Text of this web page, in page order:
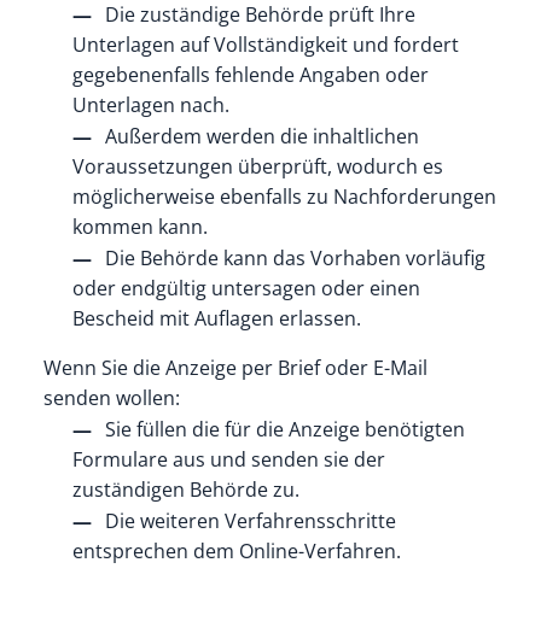
Diezuständige Behörde prüft Ihre
Unterlagen auf Vollständigkeit und fordert
gegebenenfalls fehlende Angaben oder
Unterlagen nach.
Außerdem werden die inhaltlichen
Voraussetzungen überprüft, wodurch es
möglicherweise ebenfalls zu Nachforderungen
kommen kann.
Die Behörde kann das Vorhaben vorläufig
oder endgültig untersagen oder einen
Bescheid mit Auflagen erlassen.
Wenn Sie die Anzeige per Brief oder E-Mail
senden wollen:
Sie füllen die für die Anzeige benötigten
Formulare aus und senden sie der
zuständigen Behörde zu.
Die weiteren Verfahrensschritte
entsprechen dem Online-Verfahren.